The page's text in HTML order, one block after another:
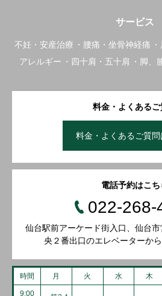
サービス
不妊・安産治療 腰痛・坐骨神経痛
アレルギー
四十肩・五十肩 脚、
料金・よくあるご
料金・よくあるご質問
電話予約はこち
022-268-
仙台駅前アーケード街入口、仙台
央２番出口のエレベーターか
時間 月 火 水 木
9:00